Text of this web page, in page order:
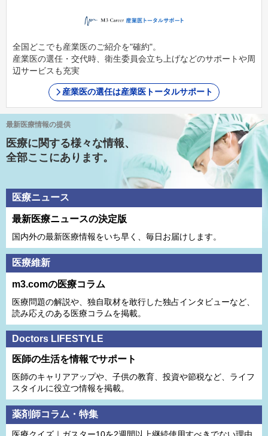
全国どこでも産業医のご紹介を"確約"。
産業医の選任・交代時、衛生委員会立ち上げなどのサポートや周
辺サービスも充実
産業医の選任は産業医トータルサポート
最新医療情報の提供
医療に関する様々な情報、
全部ここにあります。
医療ニュース
最新医療ニュースの決定版
国内外の最新医療情報をいち早く、毎日お届けします。
医療維新
m3.comの医療コラム
医療問題の解説や、独⾃取材を敢⾏した独占インタビューなど、
読み応えのある医療コラムを掲載。
Doctors LIFESTYLE
医師の生活を情報でサポート
医師のキャリアアップや、子供の教育、投資や節税など、ライフ
スタイルに役立つ情報を掲載。
薬剤師コラム・特集